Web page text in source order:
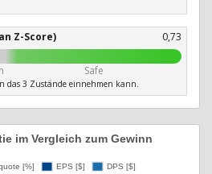
Z-Score) 0,73
Safe
das 3 Zustände einnehmen kann.